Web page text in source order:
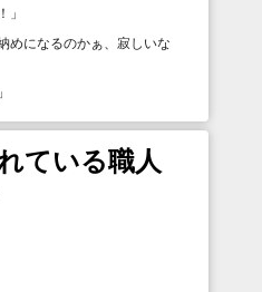
」
めになるのかぁ、寂しいな
」
ている職人